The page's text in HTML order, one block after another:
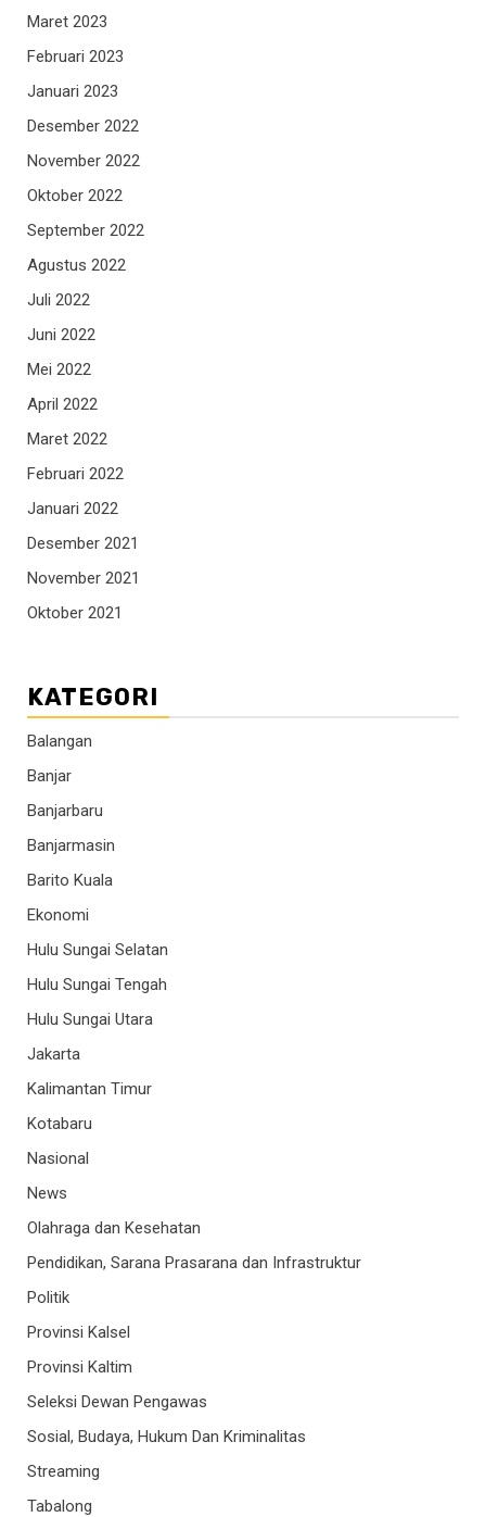
Maret 2023
Februari 2023
Januari 2023
Desember 2022
November 2022
Oktober 2022
September 2022
Agustus 2022
Juli 2022
Juni 2022
Mei 2022
April 2022
Maret 2022
Februari 2022
Januari 2022
Desember 2021
November 2021
Oktober 2021
KATEGORI
Balangan
Banjar
Banjarbaru
Banjarmasin
Barito Kuala
Ekonomi
Hulu Sungai Selatan
Hulu Sungai Tengah
Hulu Sungai Utara
Jakarta
Kalimantan Timur
Kotabaru
Nasional
News
Olahraga dan Kesehatan
Pendidikan, Sarana Prasarana dan Infrastruktur
Politik
Provinsi Kalsel
Provinsi Kaltim
Seleksi Dewan Pengawas
Sosial, Budaya, Hukum Dan Kriminalitas
Streaming
Tabalong